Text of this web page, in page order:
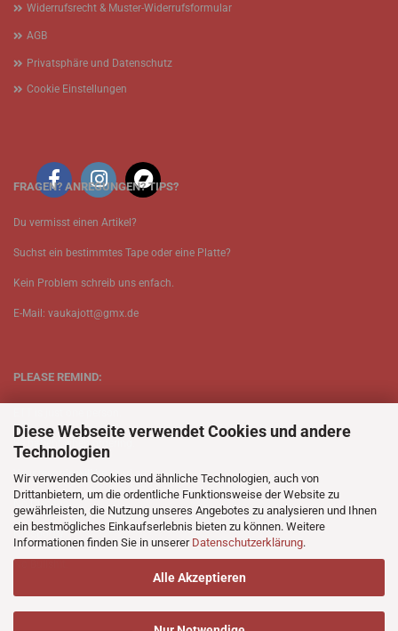
Diese Webseite verwendet Cookies und andere
Technologien
Wir verwenden Cookies und ähnliche Technologien, auch von
Drittanbietern, um die ordentliche Funktionsweise der Website zu
gewährleisten, die Nutzung unseres Angebotes zu analysieren und Ihnen
ein bestmögliches Einkaufserlebnis bieten zu können. Weitere
Informationen finden Sie in unserer Datenschutzerklärung.
Alle Akzeptieren
Widerrufsrecht & Muster-Widerrufsformular
AGB
Privatsphäre und Datenschutz
Cookie Einstellungen
FRAGEN? ANREGUNGEN? TIPS?
Du vermisst einen Artikel?
Suchst ein bestimmtes Tape oder eine Platte?
Kein Problem schreib uns enfach.
E-Mail: vaukajott@gmx.de
PLEASE REMIND:
Be patient when ordering.
Your records will be send asap.
No Discogs.
No Spotify.
No Bullshit.